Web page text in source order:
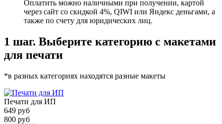
Оплатить можно наличными при получении, картой
через сайт со скидкой 4%, QIWI или Яндекс деньгами, а
также по счету для юридических лиц.
1 шаг. Выберите категорию с макетами
для печати
*в разных категориях находятся разные макеты
Печати для ИП
649 руб
800 руб